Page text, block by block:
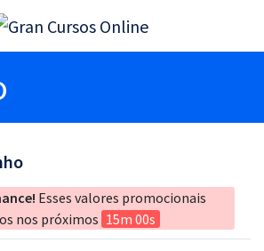
Esses valores promocionais
nos próximos 15m 00s